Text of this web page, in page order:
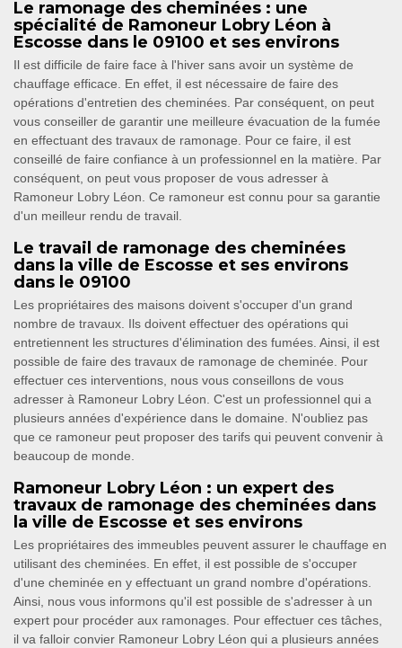
Le ramonage des cheminées : une
spécialité de Ramoneur Lobry Léon à
Escosse dans le 09100 et ses environs
Il est difficile de faire face à l'hiver sans avoir un système de
chauffage efficace. En effet, il est nécessaire de faire des
opérations d'entretien des cheminées. Par conséquent, on peut
vous conseiller de garantir une meilleure évacuation de la fumée
en effectuant des travaux de ramonage. Pour ce faire, il est
conseillé de faire confiance à un professionnel en la matière. Par
conséquent, on peut vous proposer de vous adresser à
Ramoneur Lobry Léon. Ce ramoneur est connu pour sa garantie
d'un meilleur rendu de travail.
Le travail de ramonage des cheminées
dans la ville de Escosse et ses environs
dans le 09100
Les propriétaires des maisons doivent s'occuper d'un grand
nombre de travaux. Ils doivent effectuer des opérations qui
entretiennent les structures d'élimination des fumées. Ainsi, il est
possible de faire des travaux de ramonage de cheminée. Pour
effectuer ces interventions, nous vous conseillons de vous
adresser à Ramoneur Lobry Léon. C'est un professionnel qui a
plusieurs années d'expérience dans le domaine. N'oubliez pas
que ce ramoneur peut proposer des tarifs qui peuvent convenir à
beaucoup de monde.
Ramoneur Lobry Léon : un expert des
travaux de ramonage des cheminées dans
la ville de Escosse et ses environs
Les propriétaires des immeubles peuvent assurer le chauffage en
utilisant des cheminées. En effet, il est possible de s'occuper
d'une cheminée en y effectuant un grand nombre d'opérations.
Ainsi, nous vous informons qu'il est possible de s'adresser à un
expert pour procéder aux ramonages. Pour effectuer ces tâches,
il va falloir convier Ramoneur Lobry Léon qui a plusieurs années